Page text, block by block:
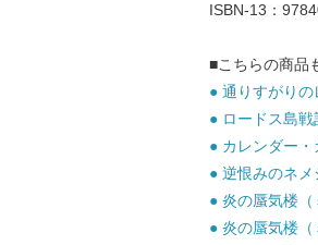
ISBN-13：
■こちらの商品
● 通りすがり
● ロードス島
● カレンダー
● 逆恨みのネ
● 炎の蜃気楼
● 炎の蜃気楼